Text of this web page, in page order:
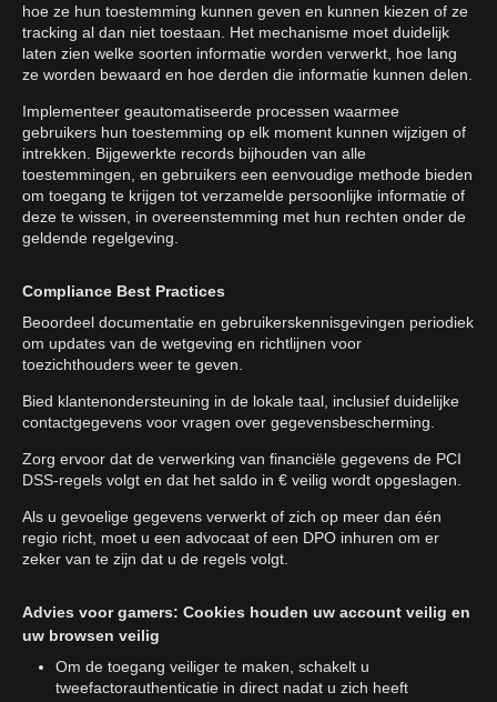
hoe ze hun toestemming kunnen geven en kunnen kiezen of ze
tracking al dan niet toestaan. Het mechanisme moet duidelijk
laten zien welke soorten informatie worden verwerkt, hoe lang
ze worden bewaard en hoe derden die informatie kunnen delen.
Implementeer geautomatiseerde processen waarmee
gebruikers hun toestemming op elk moment kunnen wijzigen of
intrekken. Bijgewerkte records bijhouden van alle
toestemmingen, en gebruikers een eenvoudige methode bieden
om toegang te krijgen tot verzamelde persoonlijke informatie of
deze te wissen, in overeenstemming met hun rechten onder de
geldende regelgeving.
Compliance Best Practices
Beoordeel documentatie en gebruikerskennisgevingen periodiek
om updates van de wetgeving en richtlijnen voor
toezichthouders weer te geven.
Bied klantenondersteuning in de lokale taal, inclusief duidelijke
contactgegevens voor vragen over gegevensbescherming.
Zorg ervoor dat de verwerking van financiële gegevens de PCI
DSS-regels volgt en dat het saldo in € veilig wordt opgeslagen.
Als u gevoelige gegevens verwerkt of zich op meer dan één
regio richt, moet u een advocaat of een DPO inhuren om er
zeker van te zijn dat u de regels volgt.
Advies voor gamers: Cookies houden uw account veilig en
uw browsen veilig
Om de toegang veiliger te maken, schakelt u
tweefactorauthenticatie in direct nadat u zich heeft